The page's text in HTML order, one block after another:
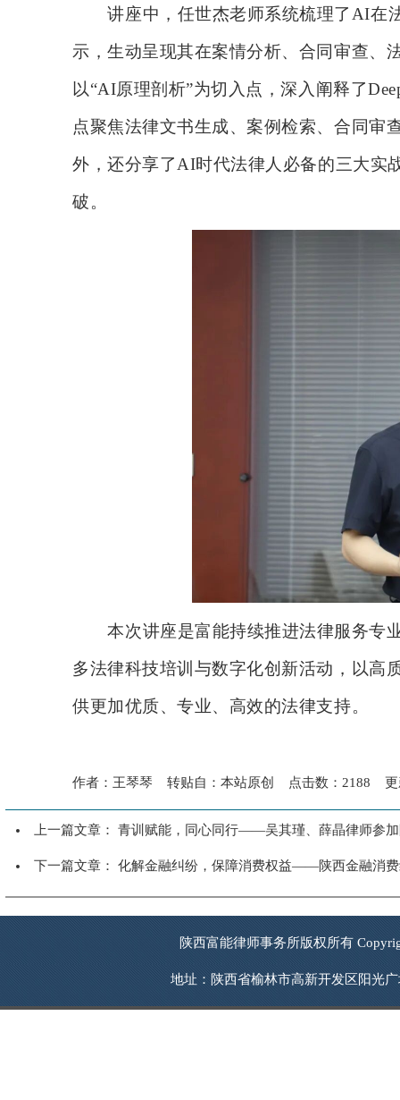
讲座中，任世杰老师系统梳理了 AI在
示，生动呈现其在案情分析、合同审查、
以“AI原理剖析”为切入点，深入阐释了
点聚焦法律文书生成、案例检索、合同审
外，还分享了AI时代法律人必备的三大实
破。
本次讲座是富能持续推进法律服务专
多法律科技培训与数字化创新活动，以高
供更加优质、专业、高效的法律支持。
作者：王琴琴 转贴自：本站原创 点击数：2188 更
上一篇文章： 青训赋能，同心同行——吴其瑾、薛晶律师参
下一篇文章： 化解金融纠纷，保障消费权益——陕西金融消
陕西富能律师事务所版权所有
地址：陕西省榆林市高新开发区阳光